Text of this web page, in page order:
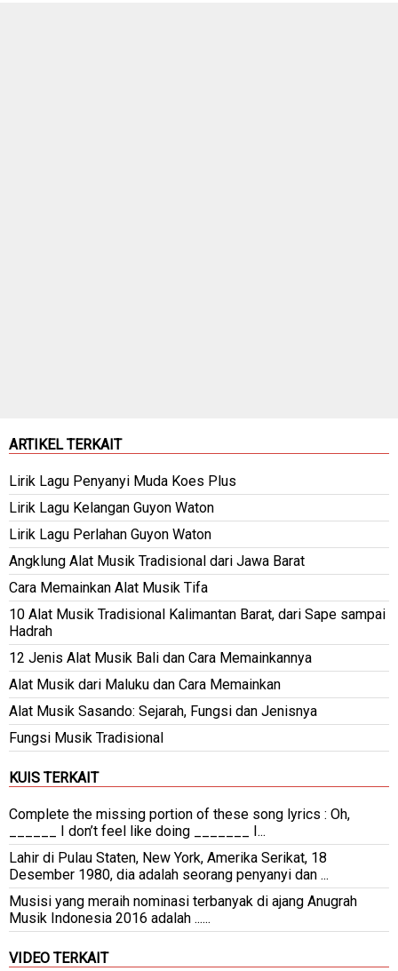
ARTIKEL TERKAIT
Lirik Lagu Penyanyi Muda Koes Plus
Lirik Lagu Kelangan Guyon Waton
Lirik Lagu Perlahan Guyon Waton
Angklung Alat Musik Tradisional dari Jawa Barat
Cara Memainkan Alat Musik Tifa
10 Alat Musik Tradisional Kalimantan Barat, dari Sape sampai
Hadrah
12 Jenis Alat Musik Bali dan Cara Memainkannya
Alat Musik dari Maluku dan Cara Memainkan
Alat Musik Sasando: Sejarah, Fungsi dan Jenisnya
Fungsi Musik Tradisional
KUIS TERKAIT
Complete the missing portion of these song lyrics : Oh,
______ I don’t feel like doing _______ I...
Lahir di Pulau Staten, New York, Amerika Serikat, 18
Desember 1980, dia adalah seorang penyanyi dan ...
Musisi yang meraih nominasi terbanyak di ajang Anugrah
Musik Indonesia 2016 adalah ......
VIDEO TERKAIT